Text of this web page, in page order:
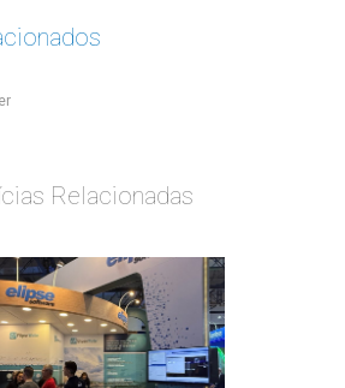
Relacionadas